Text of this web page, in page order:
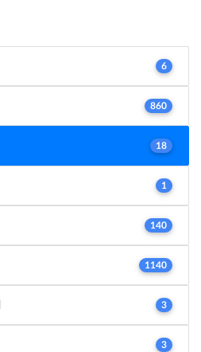
6
860
18
1
140
1140
3
3